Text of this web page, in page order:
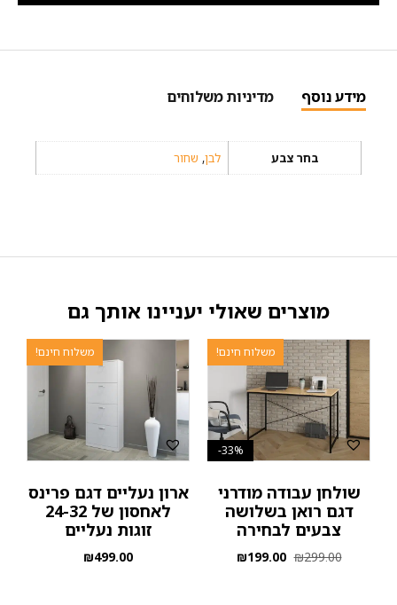
מידע נוסף מדיניות משלוחים
בחר צבע לבן, שחור
מוצרים שאולי יעניינו אותך גם
משלוח חינם!
33%-
שולחן עבודה מודרני
דגם רואן בשלושה
צבעים לבחירה
₪299.00
₪199.00
משלוח חינם!
ארון נעליים דגם פרינס
לאחסון של 24-32
זוגות נעליים
₪499.00